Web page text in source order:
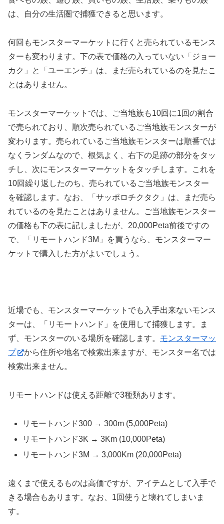
は、自分の生活圏で捕獲できると思います。
何回もモンスターマーケットに行くと売られているモンス
ターも変わります。下の表で価格の入っていない「ジョー
カク」と「ユーエンチ」は、まだ売られているのを見たこ
とはありません。
モンスターマーケットでは、ご当地族も10回に1回の割合
で売られており、順次売られているご当地族モンスターが
変わります。売られているご当地族モンスターは順番では
なくランダムなので、根気よく、右下の足跡の部分をタッ
チし、次にモンスターマーケットをタッチします。これを
10回繰り返したのち、売られているご当地族モンスター
を確認します。なお、「サッポロチクタク」は、まだ売ら
れているのを見たことはありません。ご当地族モンスター
の価格も下の表に記しましたが、20,000Peta前後ですの
で、「リモートハンド3M」を買うなら、モンスターマー
ケットで購入した方がよいでしょう。
近場でも、モンスターマーケットでも入手出来ないモンス
ターは、「リモートハンド」を使用して捕獲します。ま
ず、モンスターのいる場所を確認します。 モンスターマッ
プ
から住所や地名で検索出来ますが、モンスター名では
検索出来ません。
リモートハンドは使える距離で3種類あります。
リモートハンド300 → 300m (5,000Peta)
リモートハンド3K → 3Km (10,000Peta)
リモートハンド3M → 3,000Km (20,000Peta)
遠くまで使えるものは高価ですが、アイテムとして入手で
きる場合もあります。なお、1回使うと壊れてしまいま
す。